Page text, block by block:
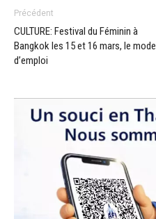
Précédent
CULTURE: Festival du Féminin à
Bangkok les 15 et 16 mars, le mode
d’emploi